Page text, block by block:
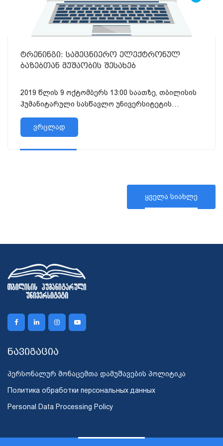
ტრენინგი: სამეცნიერო ელექტრონულ
ბაზებთან მუშაობის შესახებ
2019 წლის 9 ოქტომბერს 13:00 საათზე, თბილისის
ჰუმანიტარული სასწავლო უნივერსიტეტის
ბიბლიოთეკის კონსულტანტი მ...
ვრცლად
ყველა სიახლე
ნავიგაცია
პერსონალურ მონაცემთა დამუშავების პოლიტიკა
Политика обработки персональных данных
Personal Data Processing Policy